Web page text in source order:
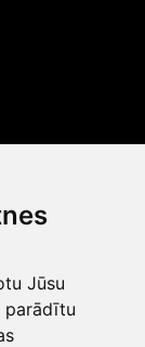
Jūsu
parādītu